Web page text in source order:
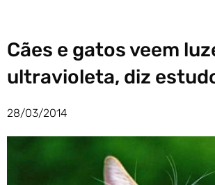
Cães e gatos veem
ultravioleta, diz
28/03/2014